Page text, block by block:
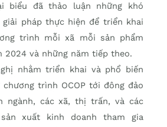
biểu đã thảo luận những khó
giải pháp thực hiện để triển khai
trình mỗi xã mỗi sản phẩm
2024 và những năm tiếp theo.
nhằm triển khai và phổ biến
trình OCOP tới đông đảo
ngành, các xã, thị trấn, và các
xuất kinh doanh tham gia